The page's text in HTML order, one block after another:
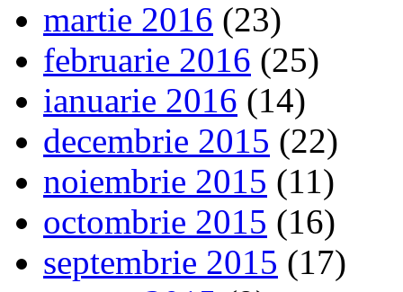
martie 2016 (23)
februarie 2016 (25)
ianuarie 2016 (14)
decembrie 2015 (22)
noiembrie 2015 (11)
octombrie 2015 (16)
septembrie 2015 (17)